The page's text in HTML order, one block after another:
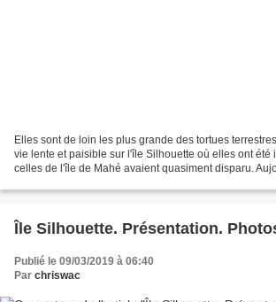
Elles sont de loin les plus grande des tortues
vie lente et paisible sur l'île Silhouette où elles ont été
celles de l'île de Mahé avaient quasiment disparu.
Île Silhouette. Présentation.
Publié le 09/03/2019 à 06:40
Par chriswac